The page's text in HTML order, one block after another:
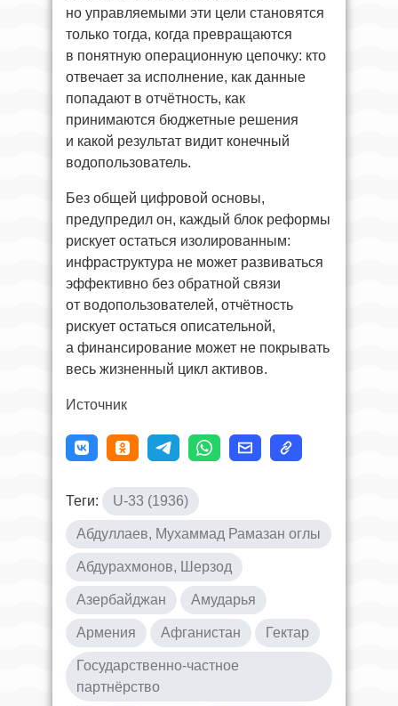
но управляемыми эти цели становятся
только тогда, когда превращаются
в понятную операционную цепочку: кто
отвечает за исполнение, как данные
попадают в отчётность, как
принимаются бюджетные решения
и какой результат видит конечный
водопользователь.
Без общей цифровой основы,
предупредил он, каждый блок реформы
рискует остаться изолированным:
инфраструктура не может развиваться
эффективно без обратной связи
от водопользователей, отчётность
рискует остаться описательной,
а финансирование может не покрывать
весь жизненный цикл активов.
Источник
Теги: U-33 (1936)
Абдуллаев, Мухаммад Рамазан оглы
Абдурахмонов, Шерзод
Азербайджан Амударья
Армения Афганистан Гектар
Государственно-частное
партнёрство